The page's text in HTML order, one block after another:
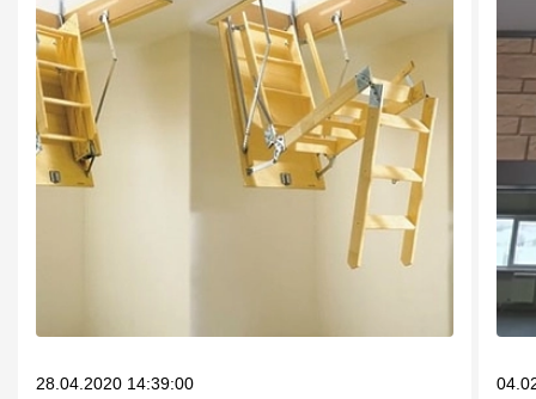
28.04.2020 14:39:00